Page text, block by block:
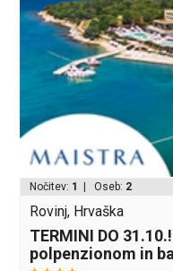
Nočitev: 1 | Oseb: 2
Rovinj, Hrvaška
TERMINI DO
polpenzionom in